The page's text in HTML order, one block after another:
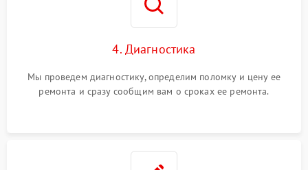
4. Диагностика
Мы проведем диагностику, определим поломку и цену ее
ремонта и сразу сообщим вам о сроках ее ремонта.